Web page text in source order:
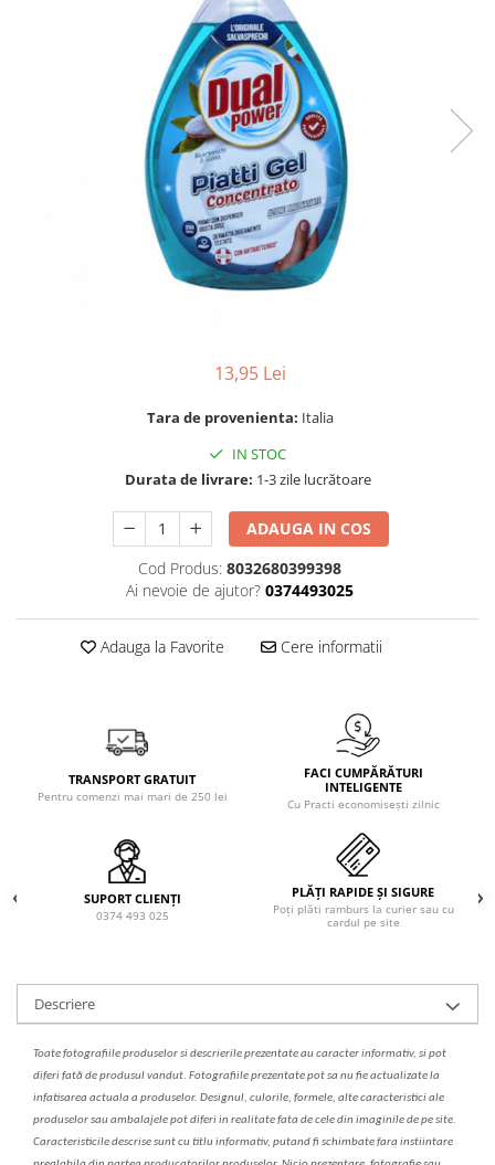
Echipamente de curăţenie
Folie aluminiu,folie alimentara
Pachete de cadouri
Sapun lichid, sapun
Tratament pentru par, conditioner
Vata demachianta
13,95 Lei
Tara de provenienta: Italia
IN STOC
Durata de livrare: 1-3 zile lucrătoare
ADAUGA IN COS
Cod Produs: 8032680399398
Ai nevoie de ajutor? 0374493025
Adauga la Favorite Cere informatii
TRANSPORT GRATUIT
Pentru comenzi mai mari de 250 lei
FACI CUMPĂRĂTURI
INTELIGENTE
Cu Practi economisești zilnic
SUPORT CLIENȚI
0374 493 025
PLĂȚI RAPIDE ȘI SIGURE
Poți plăti ramburs la curier sau cu
cardul pe site
Descriere
Toate fotografiile produselorsidescrierileprezentate au caracter informativ, si pot
diferi fată de produsul vandut. Fotografiile prezentate pot sa nu fie actualizate la
infatisarea actuala a produselor. Designul, culorile, formele, alte caracteristici ale
produselor sau ambalajele pot diferi in realitate fata de cele din imaginile de pe site.
Caracteristicile descrise sunt cu titlu informativ, putand fi schimbate fara instiintare